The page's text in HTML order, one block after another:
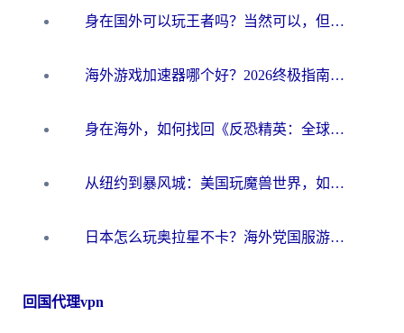
身在国外可以玩王者吗？当然可以，但你需要这份“加速”指南
海外游戏加速器哪个好？2026终极指南帮你畅玩国服+解决卡顿难题
身在海外，如何找回《反恐精英：全球攻势》国服的丝滑手感？一份给你的终极指南
从纽约到暴风城：美国玩魔兽世界，如何找到你的最佳网络航线
日本怎么玩奥拉星不卡？海外党国服游戏加速器选择全攻略
回国代理vpn